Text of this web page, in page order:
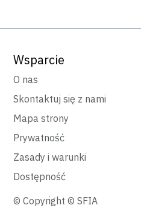
Wsparcie
O nas
Skontaktuj się z nami
Mapa strony
Prywatność
Zasady i warunki
Dostępność
© Copyright © SFIA